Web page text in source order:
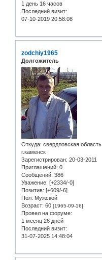
1 день 16 часов
Последний визит:
07-10-2019 20:58:08
zodchiy1965
Долгожитель
Откуда: свердловская область
г.каменск
Зарегистрирован: 20-03-2011
Приглашений: 0
Сообщений: 386
Уважение: [+2334/-0]
Позитив: [+609/-6]
Пол: Мужской
Возраст: 60 [1965-09-16]
Провел на форуме:
1 месяц 26 дней
Последний визит:
31-07-2025 14:48:04